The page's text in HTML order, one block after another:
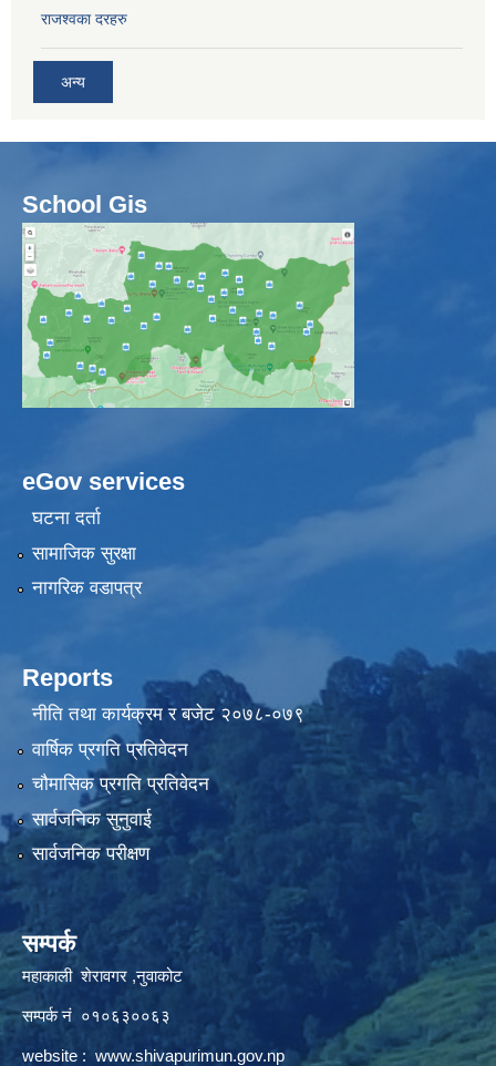
राजश्वका दरहरु
अन्य
School Gis
eGov services
घटना दर्ता
सामाजिक सुरक्षा
नागरिक वडापत्र
Reports
नीति तथा कार्यक्रम र बजेट २०७८-०७९
वार्षिक प्रगति प्रतिवेदन
चौमासिक प्रगति प्रतिवेदन
सार्वजनिक सुनुवाई
सार्वजनिक परीक्षण
सम्पर्क
महाकाली शेरावगर ,नुवाकोट
सम्पर्क नं ०१०६३००६३
website : www.shivapurimun.gov.np